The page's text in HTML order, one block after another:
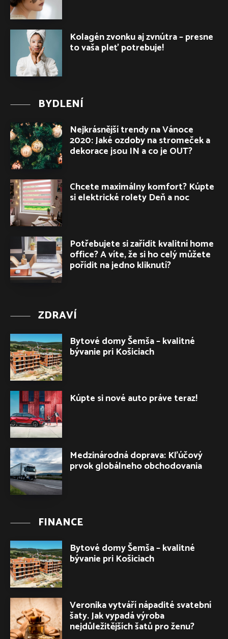
Kolagén zvonku aj zvnútra – presne
to vaša pleť potrebuje!
BYDLENÍ
Nejkrásnější trendy na Vánoce
2020: Jaké ozdoby na stromeček a
dekorace jsou IN a co je OUT?
Chcete maximálny komfort? Kúpte
si elektrické rolety Deň a noc
Potřebujete si zařídit kvalitní home
office? A víte, že si ho celý můžete
pořídit na jedno kliknutí?
ZDRAVÍ
Bytové domy Šemša – kvalitné
bývanie pri Košiciach
Kúpte si nové auto práve teraz!
Medzinárodná doprava: Kľúčový
prvok globálneho obchodovania
FINANCE
Bytové domy Šemša – kvalitné
bývanie pri Košiciach
Veronika vytváří nápadité svatební
šaty. Jak vypadá výroba
nejdůležitějších šatů pro ženu?